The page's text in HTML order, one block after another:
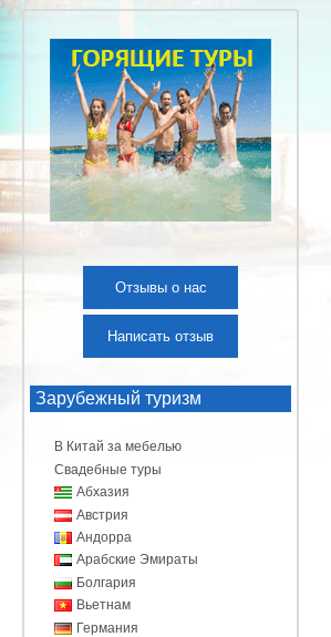
Отзывы о нас
Написать отзыв
Зарубежный туризм
В Китай за мебелью
Свадебные туры
Абхазия
Австрия
Андорра
Арабские Эмираты
Болгария
Вьетнам
Германия